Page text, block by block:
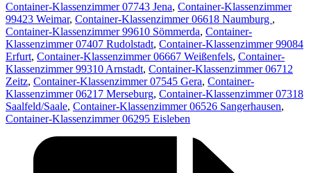
Container-Klassenzimmer 07743 Jena, Container-Klassenzimmer
99423 Weimar, Container-Klassenzimmer 06618 Naumburg ,
Container-Klassenzimmer 99610 Sömmerda, Container-
Klassenzimmer 07407 Rudolstadt, Container-Klassenzimmer 99084
Erfurt, Container-Klassenzimmer 06667 Weißenfels, Container-
Klassenzimmer 99310 Arnstadt, Container-Klassenzimmer 06712
Zeitz, Container-Klassenzimmer 07545 Gera, Container-
Klassenzimmer 06217 Merseburg, Container-Klassenzimmer 07318
Saalfeld/Saale, Container-Klassenzimmer 06526 Sangerhausen,
Container-Klassenzimmer 06295 Eisleben